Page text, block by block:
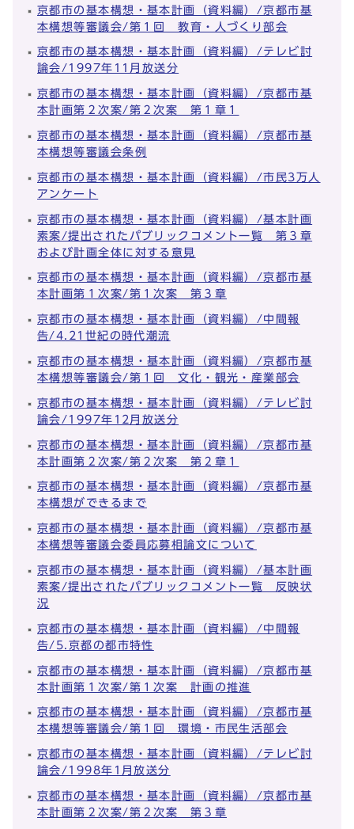
京都市の基本構想・基本計画（資料編）/京都市基
本構想等審議会/第１回 教育・人づくり部会
京都市の基本構想・基本計画（資料編）/テレビ討
論会/1997年11月放送分
京都市の基本構想・基本計画（資料編）/京都市基
本計画第２次案/第２次案 第１章１
京都市の基本構想・基本計画（資料編）/京都市基
本構想等審議会条例
京都市の基本構想・基本計画（資料編）/市民3万人
アンケート
京都市の基本構想・基本計画（資料編）/基本計画
素案/提出されたパブリックコメント一覧 第３章
および計画全体に対する意見
京都市の基本構想・基本計画（資料編）/京都市基
本計画第１次案/第１次案 第３章
京都市の基本構想・基本計画（資料編）/中間報
告/4.21世紀の時代潮流
京都市の基本構想・基本計画（資料編）/京都市基
本構想等審議会/第１回 文化・観光・産業部会
京都市の基本構想・基本計画（資料編）/テレビ討
論会/1997年12月放送分
京都市の基本構想・基本計画（資料編）/京都市基
本計画第２次案/第２次案 第２章１
京都市の基本構想・基本計画（資料編）/京都市基
本構想ができるまで
京都市の基本構想・基本計画（資料編）/京都市基
本構想等審議会委員応募相論文について
京都市の基本構想・基本計画（資料編）/基本計画
素案/提出されたパブリックコメント一覧 反映状
況
京都市の基本構想・基本計画（資料編）/中間報
告/5.京都の都市特性
京都市の基本構想・基本計画（資料編）/京都市基
本計画第１次案/第１次案 計画の推進
京都市の基本構想・基本計画（資料編）/京都市基
本構想等審議会/第１回 環境・市民生活部会
京都市の基本構想・基本計画（資料編）/テレビ討
論会/1998年1月放送分
京都市の基本構想・基本計画（資料編）/京都市基
本計画第２次案/第２次案 第３章